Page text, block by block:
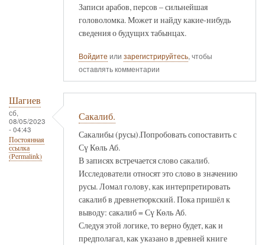
Записи арабов, персов – сильнейшая
головоломка. Может и найду какие-нибудь
сведения о будущих табынцах.
Войдите или зарегистрируйтесь, чтобы
оставлять комментарии
Шагиев
сб,
08/05/2023
- 04:43
Постоянная
ссылка
(Permalink)
Сакалиб.
Сакалибы (русы).Попробовать сопоставить с
Сү Көль Аб.
В записях встречается слово сакалиб.
Исследователи относят это слово в значению
русы. Ломал голову, как интерпретировать
сакалиб в древнетюркский. Пока пришёл к
выводу: сакалиб = Сү Көль Аб.
Следуя этой логике, то верно будет, как и
предполагал, как указано в древней книге